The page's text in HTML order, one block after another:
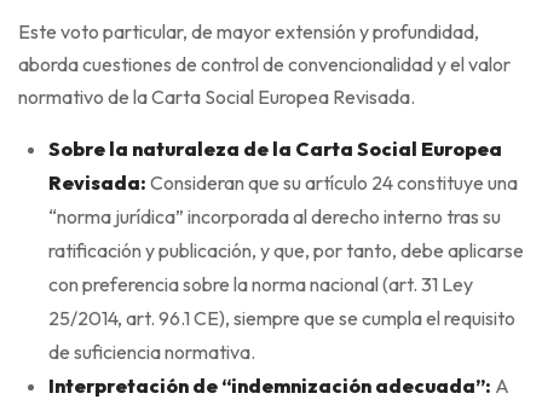
Este voto particular, de mayor extensión y profundidad,
aborda cuestiones de control de convencionalidad y el valor
normativo de la Carta Social Europea Revisada.
Sobre la naturaleza de la Carta Social Europea
Revisada: Consideran que su artículo 24 constituye una
“norma jurídica” incorporada al derecho interno tras su
ratificación y publicación, y que, por tanto, debe aplicarse
con preferencia sobre la norma nacional (art. 31 Ley
25/2014, art. 96.1 CE), siempre que se cumpla el requisito
de suficiencia normativa.
Interpretación de “indemnización adecuada”: A